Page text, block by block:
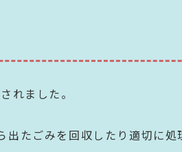
れました。
たごみを回収したり適切に処